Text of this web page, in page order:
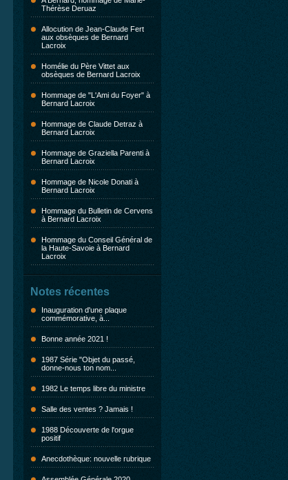
Thérèse Deruaz
Allocution de Jean-Claude Fert
aux obsèques de Bernard
Lacroix
Homélie du Père Vittet aux
obsèques de Bernard Lacroix
Hommage de "L'Ami du Foyer" à
Bernard Lacroix
Hommage de Claude Detraz à
Bernard Lacroix
Hommage de Graziella Parenti à
Bernard Lacroix
Hommage de Nicole Donati à
Bernard Lacroix
Hommage du Bulletin de Cervens
à Bernard Lacroix
Hommage du Conseil Général de
la Haute-Savoie à Bernard
Lacroix
Notes récentes
Inauguration d'une plaque
commémorative, à...
Bonne année 2021 !
1987 Série "Objet du passé,
donne-nous ton nom...
1982 Le temps libre du ministre
Salle des ventes ? Jamais !
1988 Découverte de l'orgue
positif
Anecdothèque: nouvelle rubrique